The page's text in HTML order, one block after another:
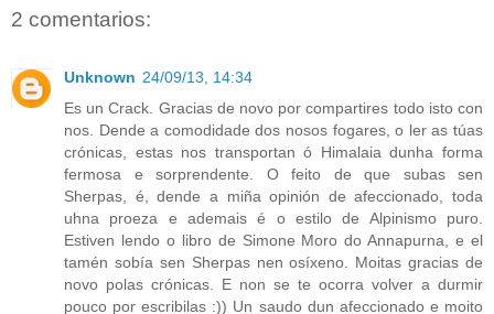
2 comentarios:
Unknown 24/09/13, 14:34
Es un Crack. Gracias de novo por compartires todo isto con
nos. Dende a comodidade dos nosos fogares, o ler as túas
crónicas, estas nos transportan ó Himalaia dunha forma
fermosa e sorprendente. O feito de que subas sen
Sherpas, é, dende a miña opinión de afeccionado, toda
uhna proeza e ademais é o estilo de Alpinismo puro.
Estiven lendo o libro de Simone Moro do Annapurna, e el
tamén sobía sen Sherpas nen osíxeno. Moitas gracias de
novo polas crónicas. E non se te ocorra volver a durmir
pouco por escribilas :)) Un saudo dun afeccionado e moito